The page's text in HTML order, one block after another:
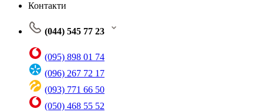
Контакти
(044) 545 77 23
(095) 898 01 74
(096) 267 72 17
(093) 771 66 50
(050) 468 55 52